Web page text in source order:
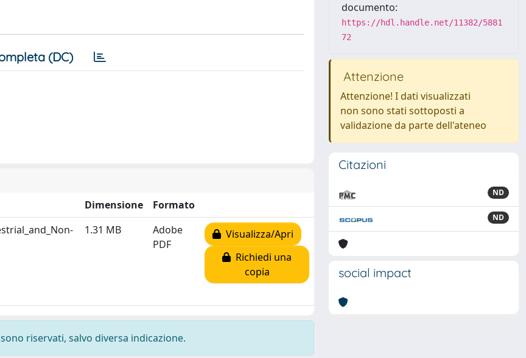
(DC)
Dimensione
Formato
1.31 MB
Adobe
PDF
Visualizza/Apri
Richiedi una
copia
riservati, salvo diversa indicazione.
documento:
https://hdl.handle.net/11382/5881
72
Attenzione
Attenzione! I dati visualizzati
non sono stati sottoposti a
validazione da parte dell'ateneo
Citazioni
ND
ND
social impact